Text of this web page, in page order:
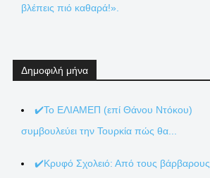
Viber
βλέπεις πιό καθαρά!».
Δημοφιλή μήνα
✔️Το ΕΛΙΑΜΕΠ (επί Θάνου Ντόκου)
συμβουλεύει την Τουρκία πώς θα...
✔️Κρυφό Σχολειό: Από τους βάρβαρους